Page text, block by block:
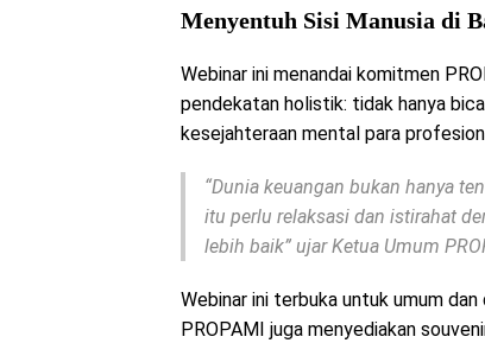
Menyentuh Sisi Manusia di
Webinar ini menandai komitmen
pendekatan holistik: tidak hanya
kesejahteraan mental para
“Dunia keuangan bukan hanya
itu perlu relaksasi dan istirahat
lebih baik” ujar Ketua Umum
Webinar ini terbuka untuk umum
PROPAMI juga menyediakan